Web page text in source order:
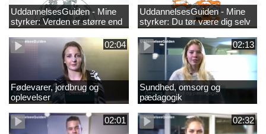
UddannelsesGuiden - Mine
styrker: Verden er større end
dig og du bidrager til den
UddannelsesGuiden - Mine
styrker: Du tør være dig selv
02:04
Fødevarer, jordbrug og
oplevelser
02:13
Sundhed, omsorg og
pædagogik
02:01 02:32